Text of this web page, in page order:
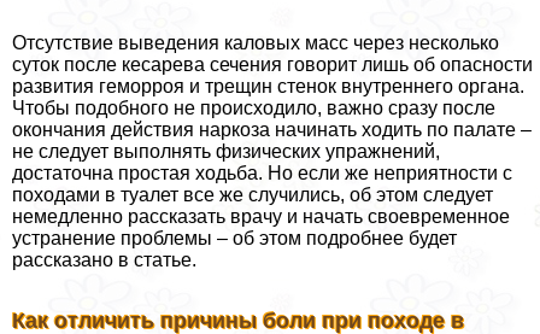
Отсутствие выведения каловых масс через несколько
суток после кесарева сечения говорит лишь об опасности
развития геморроя и трещин стенок внутреннего органа.
Чтобы подобного не происходило, важно сразу после
окончания действия наркоза начинать ходить по палате –
не следует выполнять физических упражнений,
достаточна простая ходьба. Но если же неприятности с
походами в туалет все же случились, об этом следует
немедленно рассказать врачу и начать своевременное
устранение проблемы – об этом подробнее будет
рассказано в статье.
Как отличить причины боли при походе в